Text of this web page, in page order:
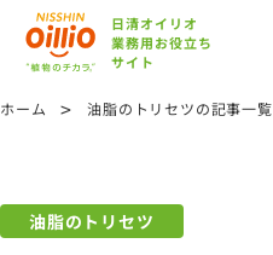
日清オイリオ
業務用お役立ち
サイト
ホーム > 油脂のトリセツの記事一覧
油脂のトリセツ